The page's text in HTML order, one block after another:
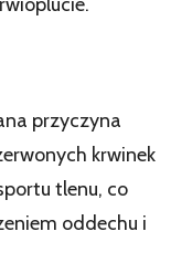
przyczyna
krwinek
tlenu, co
oddechu i